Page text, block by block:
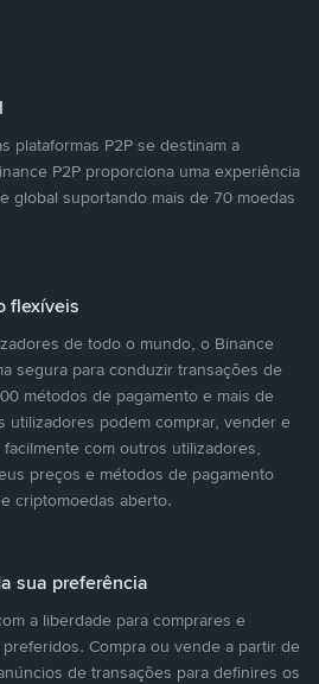
plataformas P2P se destinam a
P2P proporciona uma experiência
global suportando mais de 70 moedas
flexíveis
de todo o mundo, o Binance
segura para conduzir transações de
métodos de pagamento e mais de
utilizadores podem comprar, vender e
com outros utilizadores,
preços e métodos de pagamento
criptomoedas aberto.
sua preferência
a liberdade para comprares e
Compra ou vende a partir de
de transações para definires os